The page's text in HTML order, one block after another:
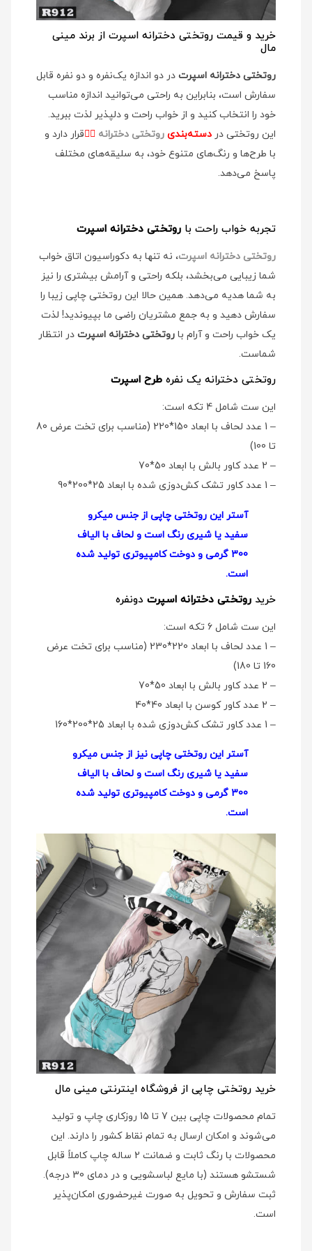
خرید و قیمت روتختی دخترانه اسپرت از برند مینی
مال
روتختی دخترانه اسپرت در دو اندازه یک‌نفره و دو نفره قابل
سفارش است، بنابراین به راحتی می‌توانید اندازه مناسب
خود را انتخاب کنید و از خواب راحت و دلپذیر لذت ببرید.
این روتختی در دسته‌بندی روتختی دخترانه 👉🏻قرار دارد و
با طرح‌ها و رنگ‌های متنوع خود، به سلیقه‌های مختلف
پاسخ می‌دهد.
تجربه خواب راحت با روتختی دخترانه اسپرت
روتختی دخترانه اسپرت، نه تنها به دکوراسیون اتاق خواب
شما زیبایی می‌بخشد، بلکه راحتی و آرامش بیشتری را نیز
به شما هدیه می‌دهد. همین حالا این روتختی چاپی زیبا را
سفارش دهید و به جمع مشتریان راضی ما بپیوندید! لذت
یک خواب راحت و آرام با روتختی دخترانه اسپرت در انتظار
شماست.
روتختی دخترانه یک نفره طرح اسپرت
این ست شامل 4 تکه است:
– 1 عدد لحاف با ابعاد 150*220 (مناسب برای تخت عرض 80
تا 100)
– 2 عدد کاور بالش با ابعاد 50*70
– 1 عدد کاور تشک کش‌دوزی شده با ابعاد 25*200*90
آستر این روتختی چاپی از جنس میکرو
سفید یا شیری رنگ است و لحاف با الیاف
300 گرمی و دوخت کامپیوتری تولید شده
است.
خرید روتختی دخترانه اسپرت دو‌نفره
این ست شامل 6 تکه است:
– 1 عدد لحاف با ابعاد 220*230 (مناسب برای تخت عرض
160 تا 180)
– 2 عدد کاور بالش با ابعاد 50*70
– 2 عدد کاور کوسن با ابعاد 40*40
– 1 عدد کاور تشک کش‌دوزی شده با ابعاد 25*200*160
آستر این روتختی چاپی نیز از جنس میکرو
سفید یا شیری رنگ است و لحاف با الیاف
300 گرمی و دوخت کامپیوتری تولید شده
است.
خرید روتختی چاپی از فروشگاه اینترنتی مینی مال
تمام محصولات چاپی بین 7 تا 15 روزکاری چاپ و تولید
می‌شوند و امکان ارسال به تمام نقاط کشور را دارند. این
محصولات با رنگ ثابت و ضمانت 2 ساله چاپ کاملاً قابل
شستشو هستند (با مایع لباسشویی و در دمای 30 درجه).
ثبت سفارش و تحویل به صورت غیرحضوری امکان‌پذیر
است.